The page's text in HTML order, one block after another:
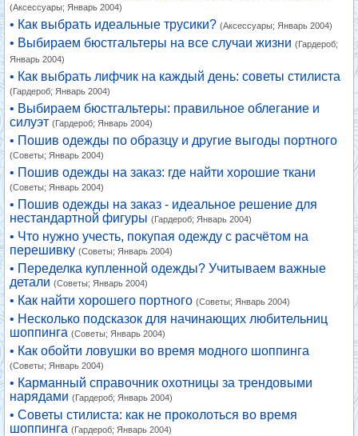
(Аксессуары; Январь 2004)
• Как выбрать идеальные трусики? (Аксессуары; Январь 2004)
• Выбираем бюстгальтеры на все случаи жизни (Гардероб;
Январь 2004)
• Как выбрать лифчик на каждый день: советы стилиста
(Гардероб; Январь 2004)
• Выбираем бюстгальтеры: правильное облегание и
силуэт (Гардероб; Январь 2004)
• Пошив одежды по образцу и другие выгоды портного
(Советы; Январь 2004)
• Пошив одежды на заказ: где найти хорошие ткани
(Советы; Январь 2004)
• Пошив одежды на заказ - идеальное решение для
нестандартной фигуры (Гардероб; Январь 2004)
• Что нужно учесть, покупая одежду с расчётом на
перешивку (Советы; Январь 2004)
• Переделка купленной одежды? Учитываем важные
детали (Советы; Январь 2004)
• Как найти хорошего портного (Советы; Январь 2004)
• Несколько подсказок для начинающих любительниц
шоппинга (Советы; Январь 2004)
• Как обойти ловушки во время модного шоппинга
(Советы; Январь 2004)
• Карманный справочник охотницы за трендовыми
нарядами (Гардероб; Январь 2004)
• Советы стилиста: как не проколоться во время
шоппинга (Гардероб; Январь 2004)